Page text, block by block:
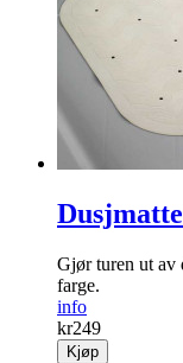
Gjør turen ut av
farge.
info
kr249
Kjøp